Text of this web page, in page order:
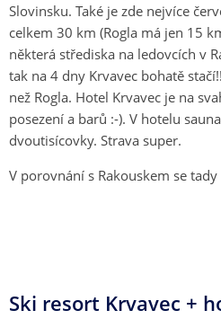
Slovinsku. Také je zde nejvíce
celkem 30 km (Rogla má jen 15
některá střediska na ledovcích v
tak na 4 dny Krvavec bohatě
než Rogla. Hotel Krvavec je na
posezení a barů :-). V hotelu
dvoutisícovky. Strava super.
V porovnání s Rakouskem se
Ski resort Krvavec +